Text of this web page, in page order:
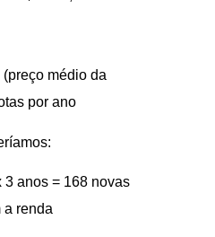
médio da
por ano
3 anos = 168 novas
a renda